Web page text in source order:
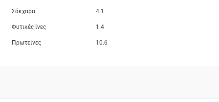
Σάκχαρα 4.1
Φυτικές ίνες 1.4
Πρωτείνες 10.6